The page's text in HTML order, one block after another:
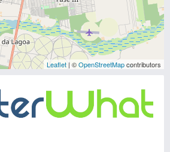
Leaflet | ©OpenStreetMapcontributors